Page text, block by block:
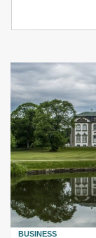
BUSINESS